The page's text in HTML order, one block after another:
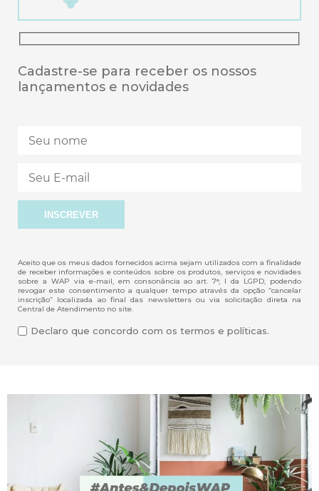
Cadastre-se para receber os nossos
lançamentos e novidades
Aceito que os meus dados fornecidos acima sejam utilizados com a finalidade
de receber informações e conteúdos sobre os produtos, serviços e novidades
sobre a WAP via e-mail, em consonância ao art. 7°, I da LGPD, podendo
revogar este consentimento a qualquer tempo através da opção “cancelar
inscrição” localizada ao final das newsletters ou via solicitação direta na
Central de Atendimento no site.
Declaro que concordo com os termos e políticas.